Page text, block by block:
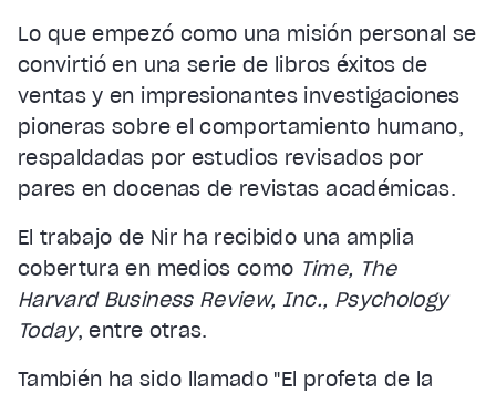
Lo que empezó como una misión personal se
convirtió en una serie de libros éxitos de
ventas y en impresionantes investigaciones
pioneras sobre el comportamiento humano,
respaldadas por estudios revisados por
pares en docenas de revistas académicas.
El trabajo de Nir ha recibido una amplia
cobertura en medios como Time, The
Harvard Business Review, Inc., Psychology
Today, entre otras.
También ha sido llamado "El profeta de la